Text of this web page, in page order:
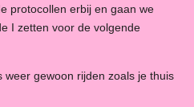
protocollen erbij en gaan we
I zetten voor de volgende
gewoon rijden zoals je thuis